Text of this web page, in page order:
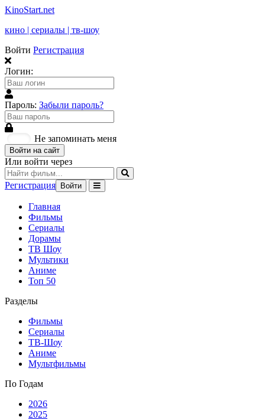
KinoStart.net
кино | сериалы | тв-шоу
Войти Регистрация
Логин:
Пароль: Забыли пароль?
Не запоминать меня
Войти на сайт
Или войти через
Регистрация Войти
Главная
Фильмы
Сериалы
Дорамы
ТВ Шоу
Мультики
Аниме
Топ 50
Разделы
Фильмы
Сериалы
ТВ-Шоу
Аниме
Мультфильмы
По Годам
2026
2025